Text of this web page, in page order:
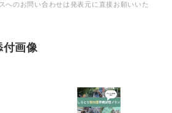
へのお問い合わせは発表元に直接お願いいた
付画像